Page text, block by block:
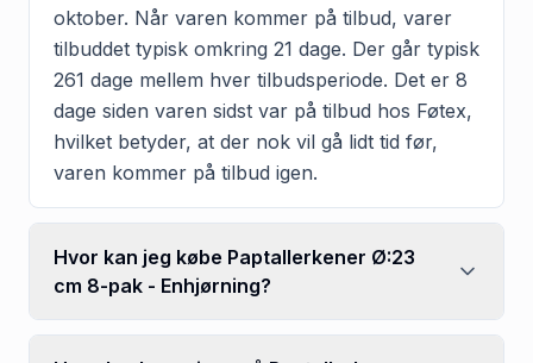
oktober. Når varen kommer på tilbud, varer
tilbuddet typisk omkring 21 dage. Der går typisk
261 dage mellem hver tilbudsperiode. Det er 8
dage siden varen sidst var på tilbud hos Føtex,
hvilket betyder, at der nok vil gå lidt tid før,
varen kommer på tilbud igen.
Hvor kan jeg købe Paptallerkener Ø:23
cm 8-pak - Enhjørning?